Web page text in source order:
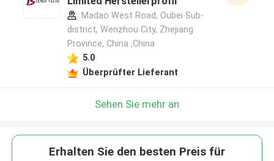
Madao West Road, Oubei Sub-
district, Wenzhou City, Zhejiang
Province, China ,China
5.0
Überprüfter Lieferant
Sehen Sie mehr an
Erhalten Sie den besten Preis für